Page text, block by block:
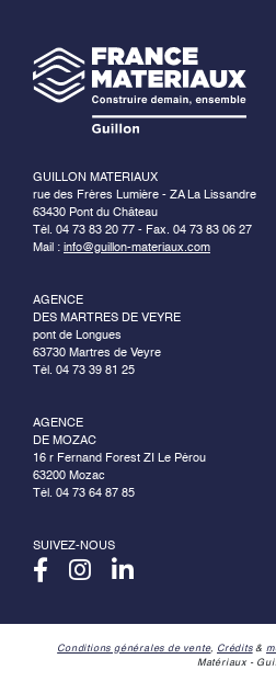
GUILLON MATERIAUX
rue des Frères Lumière - ZA La Lissandre
63430 Pont du Château
Tél. 04 73 83 20 77 - Fax. 04 73 83 06 27
Mail : info@guillon-materiaux.com
AGENCE
DES MARTRES DE VEYRE
pont de Longues
63730 Martres de Veyre
Tél. 04 73 39 81 25
AGENCE
DE MOZAC
16 r Fernand Forest ZI Le Pérou
63200 Mozac
Tél. 04 73 64 87 85
SUIVEZ-NOUS
Conditions générales de vente, Crédits&
Matériaux -